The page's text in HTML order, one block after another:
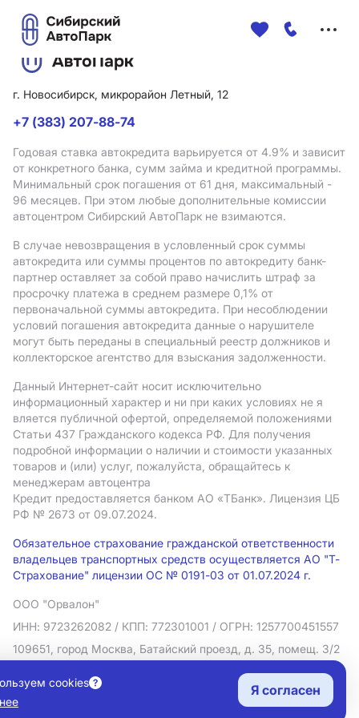
г. Новосибирск, микрорайон Летный, 12
+7 (383) 207-88-74
Годовая ставка автокредита варьируется от 4.9% и зависит
от конкретного банка, сумм займа и кредитной программы.
Минимальный срок погашения от 61 дня, максимальный -
96 месяцев. При этом любые дополнительные комиссии
автоцентром Сибирский АвтоПарк не взимаются.
В случае невозвращения в условленный срок суммы
автокредита или суммы процентов по автокредиту банк-
партнер оставляет за собой право начислить штраф за
просрочку платежа в среднем размере 0,1% от
первоначальной суммы автокредита. При несоблюдении
условий погашения автокредита данные о нарушителе
могут быть переданы в специальный реестр должников и
коллекторское агентство для взыскания задолженности.
Данный Интернет-сайт носит исключительно
информационный характер и ни при каких условиях не я
вляется публичной офертой, определяемой положениями
Статьи 437 Гражданского кодекса РФ. Для получения
подробной информации о наличии и стоимости указанных
товаров и (или) услуг, пожалуйста, обращайтесь к
менеджерам автоцентра
Кредит предоставляется банком АO «ТБанк». Лицензия ЦБ
РФ № 2673 от 09.07.2024.
Обязательное страхование гражданской ответственности
владельцев транспортных средств осуществляется АО "Т-
Страхование" лицензии ОС № 0191-03 от 01.07.2024 г.
ООО "Орвалон"
ИНН: 9723262082 / КПП: 772301001 / ОГРН: 1257700451557
109651, город Москва, Батайский проезд, д. 35, помещ. 3/2
Политика в отношении обработки персональных данных
Согласие на рекламную рассылку
Правовая информация
cookies
Я согласен